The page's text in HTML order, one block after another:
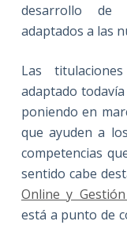
desarrollo de
adaptados a las
Las
adaptado
poniendo en
que ayuden a
competencias
sentido cabe
Online y
está a punto de